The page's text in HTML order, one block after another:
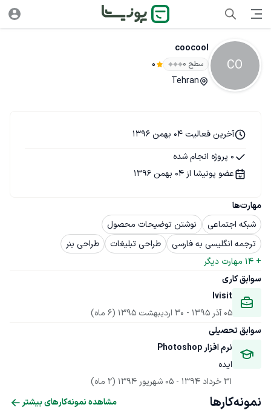
CO
coocool
سطح ۰ 0
Tehran
مهارت‌ها
شبکه اجتماعی
نوشتن توضیحات محصول
ترجمه انگلیسی به فارسی
طراحی تبلیغات
طراحی بنر
+
14 مهارت دیگر
سوابق کاری
Ivisit
05 آذر 1395
- 30 اردیبهشت 1395
(6 ماه)
سوابق تحصیلی
نرم افزار Photoshop
ایده
31 خرداد 1394
- 05 شهریور 1394 (2 ماه)
آخرین فعالیت 04 بهمن 1396
0 پروژه انجام شده
عضو پونیشا از 04 بهمن 1396
نمونه‌کارها مشاهده نمونه‌کارهای بیشتر